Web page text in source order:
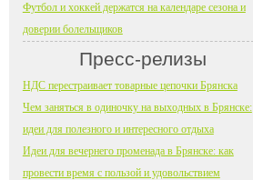
Футбол и хоккей держатся на календаре сезона и
доверии болельщиков
Пресс-релизы
НДС перестраивает товарные цепочки Брянска
Чем заняться в одиночку на выходных в Брянске:
идеи для полезного и интересного отдыха
Идеи для вечернего променада в Брянске: как
провести время с пользой и удовольствием